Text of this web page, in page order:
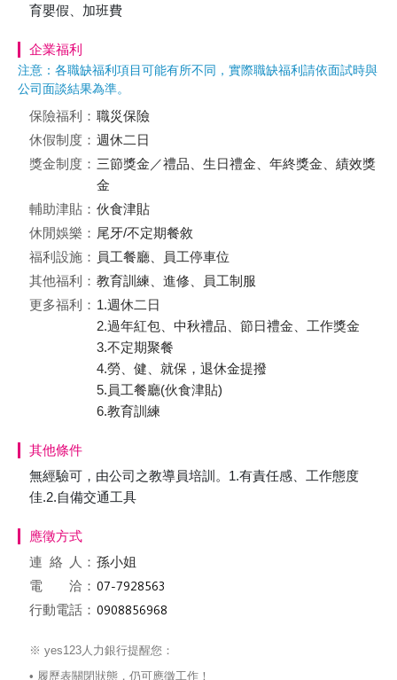
育嬰假、加班費
企業福利
注意：各職缺福利項目可能有所不同，實際職缺福利請依面試時與
公司面談結果為準。
保險福利： 職災保險
休假制度： 週休二日
獎金制度： 三節獎金／禮品、生日禮金、年終獎金、績效獎
金
輔助津貼： 伙食津貼
休閒娛樂： 尾牙/不定期餐敘
福利設施： 員工餐廳、員工停車位
其他福利： 教育訓練、進修、員工制服
更多福利： 1.週休二日
2.過年紅包、中秋禮品、節日禮金、工作獎金
3.不定期聚餐
4.勞、健、就保，退休金提撥
5.員工餐廳(伙食津貼)
6.教育訓練
其他條件
無經驗可，由公司之教導員培訓。1.有責任感、工作態度
佳.2.自備交通工具
應徵方式
連絡
人： 孫小姐
電 洽：
行動電話：
※ yes123人力銀行提醒您：
• 履歷表關閉狀態，仍可應徵工作！